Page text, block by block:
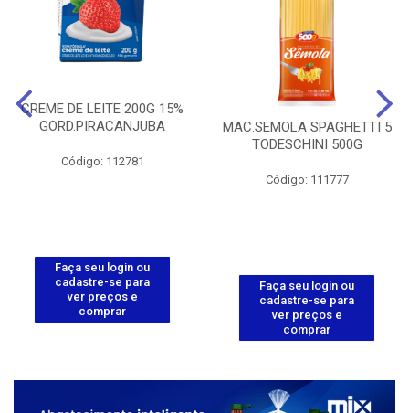
CREME DE LEITE 200G 15%
GORD.PIRACANJUBA
Código: 112781
Faça seu login ou
cadastre-se para
ver preços e
comprar
MAC.SEMOLA SPAGHETTI 5
TODESCHINI 500G
Código: 111777
Faça seu login ou
cadastre-se para
ver preços e
comprar